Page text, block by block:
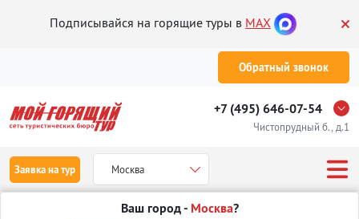
Подписывайся на горящие туры в MAX
Обратный звонок
+7 (495) 646-07-54
Чистопрудный б., д.1
Заявка на тур Москва
Ваш город - Москва?
Отдых в Китае о. Хайнань